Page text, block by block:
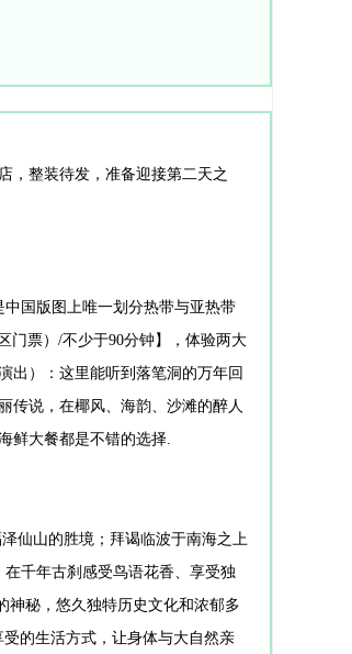
，整装待发，准备迎接第二天之
国版图上唯一划分热带与亚热带
门票）/不少于90分钟】，体验两大
出）：这里能听到落笔洞的万年回
传说，在椰风、海韵、沙滩的醉人
鲜大餐都是不错的选择.
仙山的胜境；拜谒临波于南海之上
千年古刹感受鸟语花香、享受独
神秘，悠久独特历史文化和浓郁多
的生活方式，让身体与大自然亲